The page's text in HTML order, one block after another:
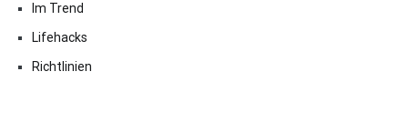
Im Trend
Lifehacks
Richtlinien